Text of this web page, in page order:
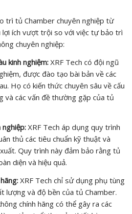
trì tủ Chamber chuyên nghiệp từ
lợi ích vượt trội so với việc tự bảo trì
chuyên nghiệp:
kinh nghiệm: XRF Tech có đội ngũ
được đào tạo bài bản về các
Họ có kiến thức chuyên sâu về cấu
và các vấn đề thường gặp của tủ
XRF Tech áp dụng quy trình
thủ các tiêu chuẩn kỹ thuật và
Quy trình này đảm bảo rằng tủ
diện và hiệu quả.
XRF Tech chỉ sử dụng phụ tùng
lượng và độ bền của tủ Chamber.
chính hãng có thể gây ra các